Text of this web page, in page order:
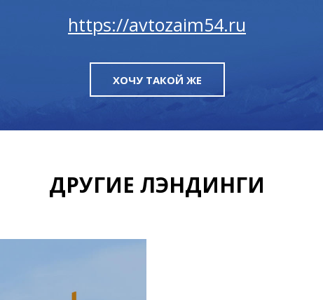
https://avtozaim54.ru
ХОЧУ ТАКОЙ ЖЕ
ДРУГИЕ ЛЭНДИНГИ